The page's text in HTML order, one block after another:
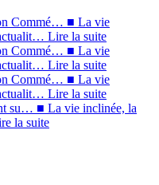
Commé… ■ La vie
Lire la suite
Commé… ■ La vie
Lire la suite
Commé… ■ La vie
Lire la suite
su… ■ La vie inclinée, la
la suite